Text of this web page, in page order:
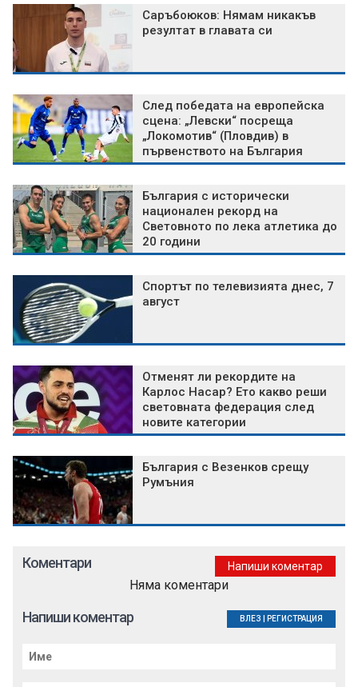
Саръбоюков: Нямам никакъв
резултат в главата си
След победата на европейска
сцена: „Левски“ посреща
„Локомотив“ (Пловдив) в
първенството на България
България с исторически
национален рекорд на
Световното по лека атлетика до
20 години
Спортът по телевизията днес, 7
август
Отменят ли рекордите на
Карлос Насар? Ето какво реши
световната федерация след
новите категории
България с Везенков срещу
Румъния
Коментари Напиши коментар
Няма коментари
Напиши коментар ВЛЕЗ РЕГИСТРАЦИЯ